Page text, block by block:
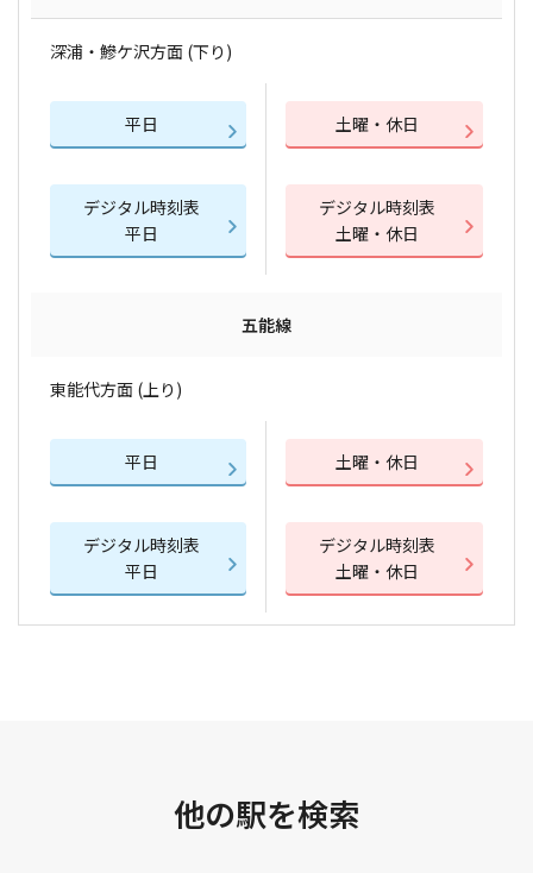
深浦・鰺ケ沢方面 (下り)
平日 土曜・休日
デジタル時刻表
平日
デジタル時刻表
土曜・休日
五能線
東能代方面 (上り)
平日 土曜・休日
デジタル時刻表
平日
デジタル時刻表
土曜・休日
他の駅を検索